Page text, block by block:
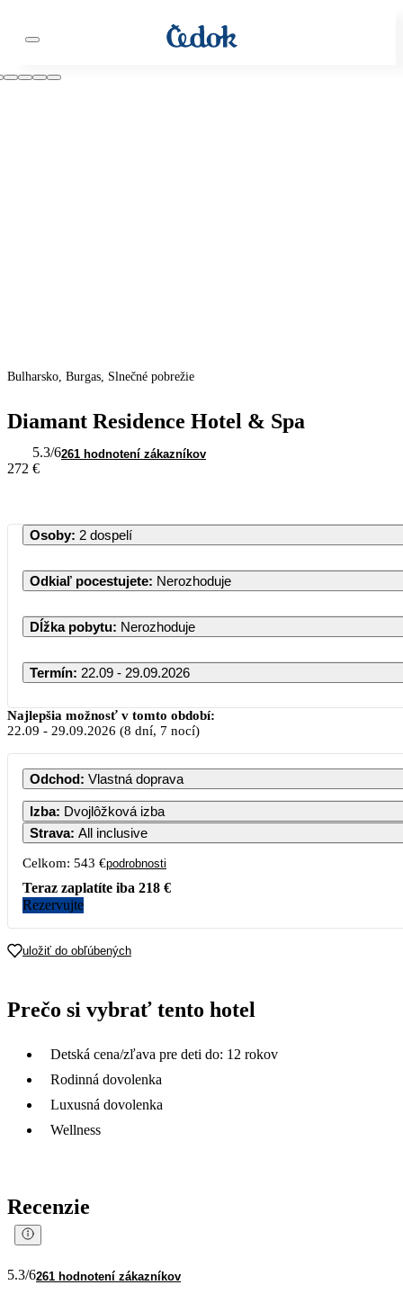
Bulharsko, Burgas, Slnečné pobrežie
Diamant Residence Hotel & Spa
5.3/6261 hodnotení zákazníkov
272 €
Osoby: 2 dospelí
Odkiaľ pocestujete: Nerozhoduje
Dĺžka pobytu: Nerozhoduje
Termín: 22.09 - 29.09.2026
Najlepšia možnosť v tomto období:
22.09 - 29.09.2026 (8 dní, 7 nocí)
Odchod: Vlastná doprava
Izba: Dvojlôžková izba
Strava: All inclusive
Celkom: 543 €podrobnosti
Teraz zaplatíte iba 218 €
Rezervujte
uložiť do obľúbených
Prečo si vybrať tento hotel
Detská cena/zľava pre deti do: 12 rokov
Rodinná dovolenka
Luxusná dovolenka
Wellness
Recenzie
5.3/6261 hodnotení zákazníkov